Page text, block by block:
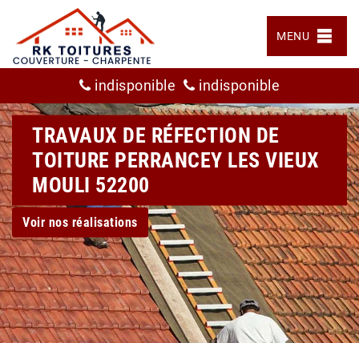
MENU
indisponible indisponible
TRAVAUX DE RÉFECTION DE
TOITURE PERRANCEY LES VIEUX
MOULI 52200
Voir nos réalisations